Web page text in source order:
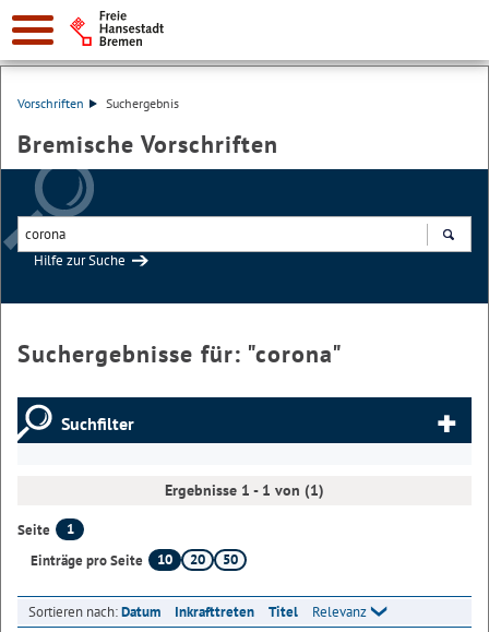
Vorschriften Suchergebnis
Bremische Vorschriften
Hilfe zur Suche
Suchergebnisse für: "corona"
Suchfilter
Ergebnisse 1 - 1 von (1)
Seite
1
Einträge pro Seite
10 20 50
Sortieren nach:Datum Inkrafttreten Titel Relevanz